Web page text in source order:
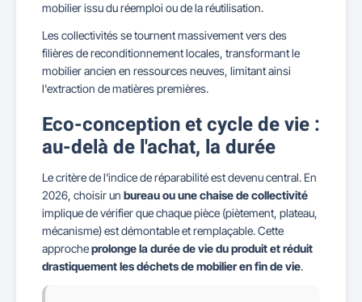
mobilier issu du réemploi ou de la réutilisation.
Les collectivités se tournent massivement vers des
filières de reconditionnement locales, transformant le
mobilier ancien en ressources neuves, limitant ainsi
l'extraction de matières premières.
Eco-conception et cycle de vie :
au-delà de l'achat, la durée
Le critère de l'indice de réparabilité est devenu central. En
2026, choisir un bureau ou une chaise de collectivité
implique de vérifier que chaque pièce (piètement, plateau,
mécanisme) est démontable et remplaçable. Cette
approcheprolonge la durée de vie du produit et réduit
drastiquement les déchets de mobilier en fin de vie.